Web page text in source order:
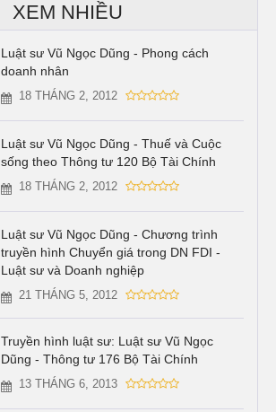
XEM NHIỀU
Luật sư Vũ Ngọc Dũng - Phong cách
doanh nhân
18 THÁNG 2, 2012
Luật sư Vũ Ngọc Dũng - Thuế và Cuộc
sống theo Thông tư 120 Bộ Tài Chính
18 THÁNG 2, 2012
Luật sư Vũ Ngọc Dũng - Chương trình
truyền hình Chuyển giá trong DN FDI -
Luật sư và Doanh nghiệp
21 THÁNG 5, 2012
Truyền hình luật sư: Luật sư Vũ Ngọc
Dũng - Thông tư 176 Bộ Tài Chính
13 THÁNG 6, 2013